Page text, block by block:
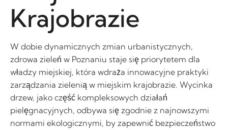
Krajobrazie
W dobie dynamicznych zmian urbanistycznych,
zdrowa zieleń w Poznaniu staje się priorytetem dla
władzy miejskiej, która wdraża innowacyjne praktyki
zarządzania zielenią w miejskim krajobrazie. Wycinka
drzew, jako część kompleksowych działań
pielęgnacyjnych, odbywa się zgodnie z najnowszymi
normami ekologicznymi, by zapewnić bezpieczeństwo